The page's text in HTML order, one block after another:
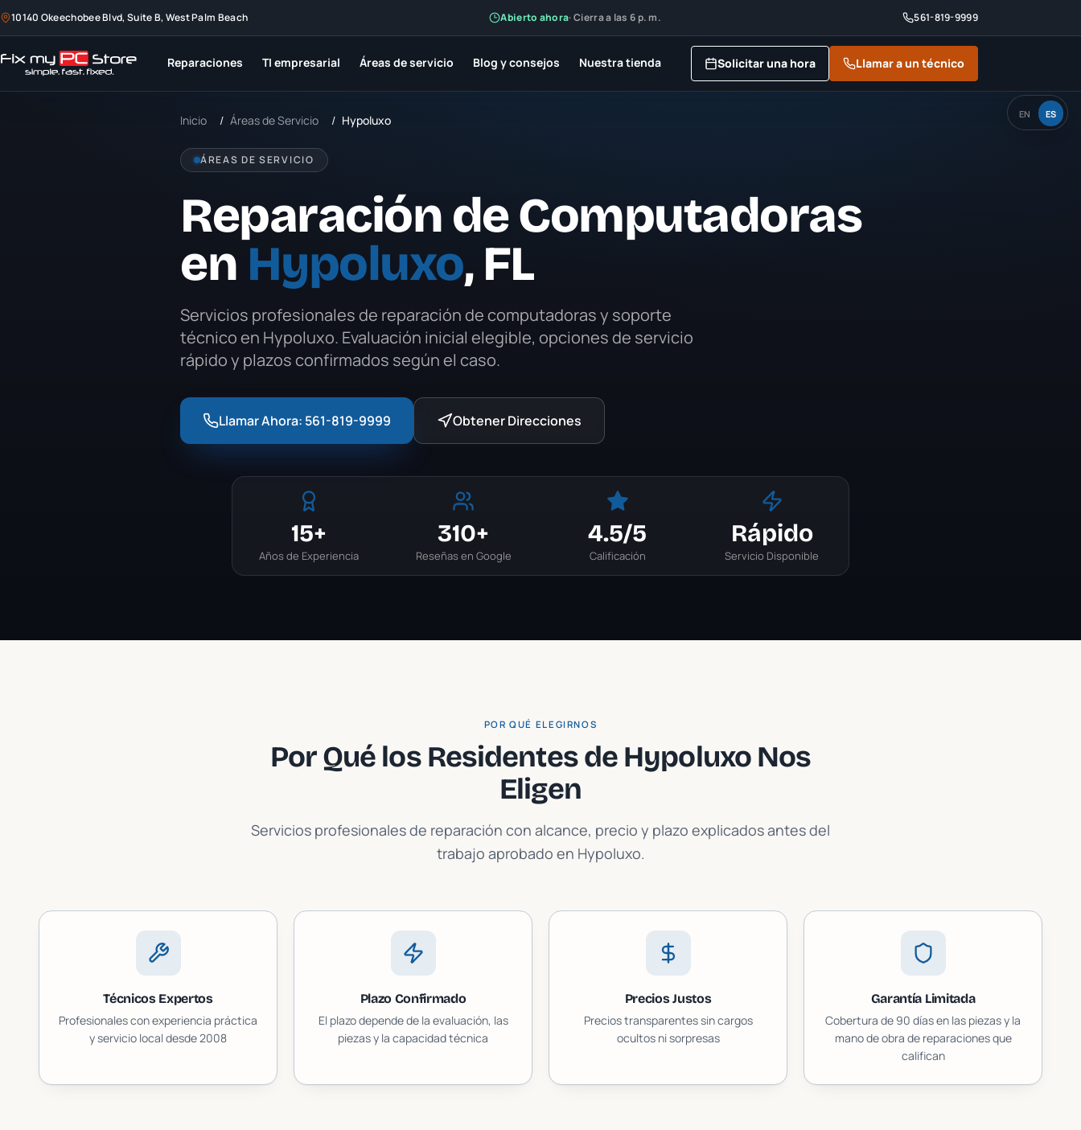
10140 Okeechobee Blvd, Suite B, West Palm Beach Abierto ahora·Cierra a las 6 p. m. 561-819-9999
Reparaciones TI empresarial Áreas de servicio Blog y consejos Nuestra tienda Solicitar una hora Llamar a un técnico
ES
EN
Inicio / Áreas de Servicio / Hypoluxo
ÁREAS DE SERVICIO
Reparación de Computadoras
en Hypoluxo, FL
Servicios profesionales de reparación de computadoras y soporte
técnico en Hypoluxo. Evaluación inicial elegible, opciones de servicio
rápido y plazos confirmados según el caso.
Llamar Ahora: 561-819-9999 Obtener Direcciones
15+
Años de Experiencia
310+
Reseñas en Google
4.5/5
Calificación
Rápido
Servicio Disponible
POR QUÉ ELEGIRNOS
Por Qué los Residentes de Hypoluxo Nos
Eligen
Servicios profesionales de reparación con alcance, precio y plazo explicados antes del
trabajo aprobado en Hypoluxo.
Técnicos Expertos
Profesionales con experiencia práctica
y servicio local desde 2008
Plazo Confirmado
El plazo depende de la evaluación, las
piezas y la capacidad técnica
Precios Justos
Precios transparentes sin cargos
ocultos ni sorpresas
Garantía Limitada
Cobertura de 90 días en las piezas y la
mano de obra de reparaciones que
califican